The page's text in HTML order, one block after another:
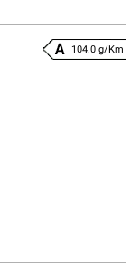
104.0 g/Km